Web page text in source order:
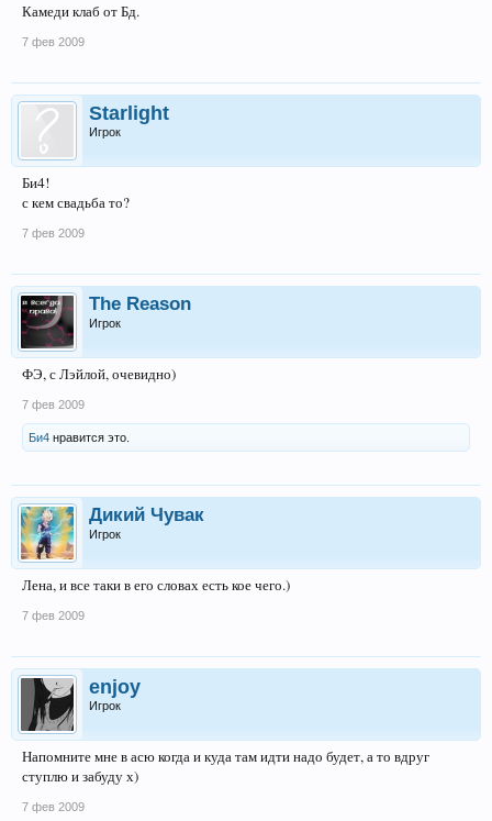
Камеди клаб от Бд.
7 фев 2009
Starlight
Игрок
Би4!
с кем свадьба то?
7 фев 2009
The Reason
Игрок
ФЭ, с Лэйлой, очевидно)
7 фев 2009
Би4 нравится это.
Дикий Чувак
Игрок
Лена, и все таки в его словах есть кое чего.)
7 фев 2009
enjoy
Игрок
Напомните мне в асю когда и куда там идти надо будет, а то вдруг
ступлю и забуду х)
7 фев 2009